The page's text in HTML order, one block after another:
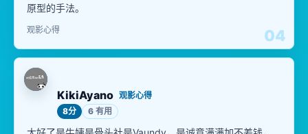
04
原型的手法。
观影心得
KikiAyano 观影心得
8分
6 有用